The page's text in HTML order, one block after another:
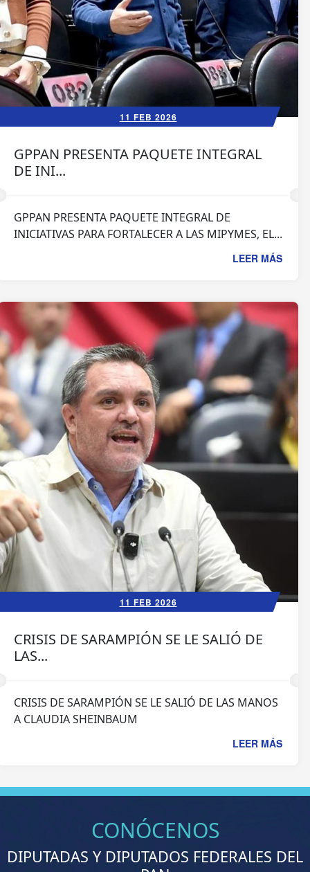
11 FEB 2026
GPPAN PRESENTA PAQUETE INTEGRAL
DE INI...
GPPAN PRESENTA PAQUETE INTEGRAL DE
INICIATIVAS PARA FORTALECER A LAS MIPYMES, EL...
LEER MÁS
11 FEB 2026
CRISIS DE SARAMPIÓN SE LE SALIÓ DE
LAS...
CRISIS DE SARAMPIÓN SE LE SALIÓ DE LAS MANOS
A CLAUDIA SHEINBAUM
LEER MÁS
CONÓCENOS
DIPUTADAS Y DIPUTADOS FEDERALES DEL